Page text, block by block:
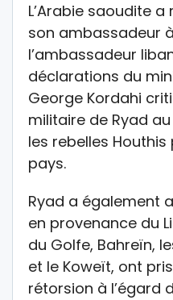
L’Arabie saoudite
son ambassadeur
l’ambassadeur
déclarations du
George Kordahi
militaire de Ryad
les rebelles
pays.
Ryad a également
en provenance du
du Golfe, Bahreïn,
et le Koweït, ont
rétorsion à l’égard